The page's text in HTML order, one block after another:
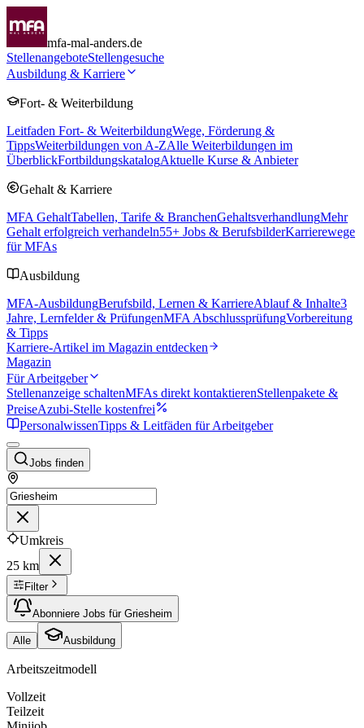
mfa-mal-anders.de
StellenangeboteStellengesuche
Ausbildung & Karriere
Fort- & Weiterbildung
Leitfaden Fort- & WeiterbildungWege, Förderung &
TippsWeiterbildungen von A-ZAlle Weiterbildungen im
ÜberblickFortbildungskatalogAktuelle Kurse & Anbieter
Gehalt & Karriere
MFA GehaltTabellen, Tarife & BranchenGehaltsverhandlungMehr
Gehalt erfolgreich verhandeln55+ Jobs & BerufsbilderKarrierewege
für MFAs
Ausbildung
MFA-AusbildungBerufsbild, Lernen & KarriereAblauf & Inhalte3
Jahre, Lernfelder & PrüfungenMFA AbschlussprüfungVorbereitung
& Tipps
Karriere-Artikel im Magazin entdecken
Magazin
Für Arbeitgeber
Stellenanzeige schaltenMFAs direkt kontaktierenStellenpakete &
PreiseAzubi-Stelle kostenfrei
PersonalwissenTipps & Leitfäden für Arbeitgeber
Jobs finden
Umkreis
25 km
Filter
Abonniere Jobs für Griesheim
Alle Ausbildung
Arbeitszeitmodell
Vollzeit
Teilzeit